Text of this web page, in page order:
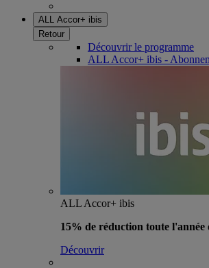
ALL Accor+ ibis
Retour
Découvrir le programme
ALL Accor+ ibis -
ALL Accor+ ibis
15% de réduction toute l'année
Découvrir